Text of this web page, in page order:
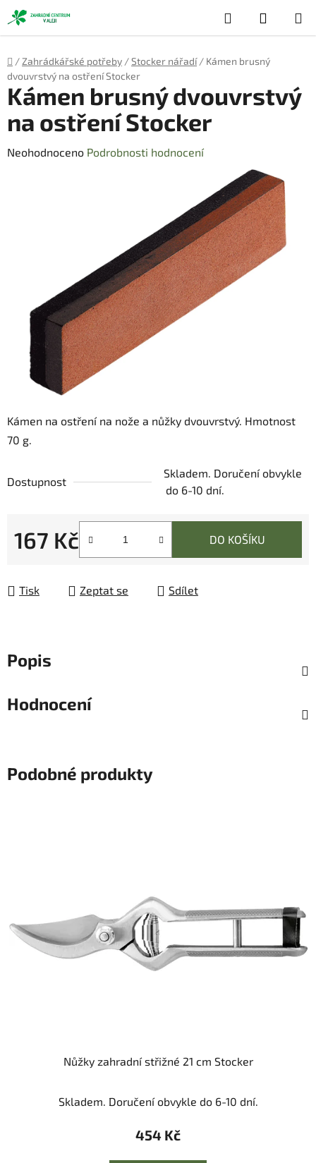
Přejít
na
obsah
Hledat
KOŠÍK
Domů
/ Zahrádkářské potřeby /Stocker nářadí / Kámen brusný
dvouvrstvý na ostření Stocker
Kámen na ostření na nože a nůžky dvouvrstvý. Hmotnost
70 g.
Dostupnost
Skladem. Doručení obvykle
do 6-10 dní.
167 Kč DO KOŠÍKU
Tisk Zeptat se Sdílet
Kámen brusný dvouvrstvý
na ostření Stocker
Průměrné
Neohodnoceno Podrobnosti hodnocení
Popis
Hodnocení
Podobné produkty
Nůžky zahradní střižné 21 cm Stocker
Skladem. Doručení obvykle do 6-10 dní.
454 Kč